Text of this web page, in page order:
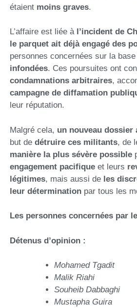
étaient moins graves.
L’affaire est liée à l’incident de
le parquet ait déjà engagé des
personnes concernées sur la base
infondées. Ces poursuites ont
condamnations arbitraires,
campagne de diffamation
leur réputation.
Malgré cela, un nouveau dossier
but de détruire ces militants, de
manière la plus sévère possible
engagement pacifique et leurs
légitimes, mais aussi de les
leur détermination par tous les
Les personnes concernées par
Détenus d’opinion :
Mohamed Tgadit
Malik Riahi
Souheib Dabbaghi
Mustapha Guira